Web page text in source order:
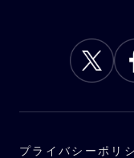
プライバシーポリ